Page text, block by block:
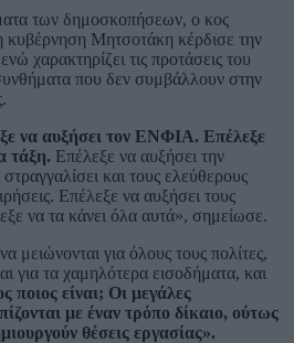
των δημοσκοπήσεων, ο κος
Μητσοτάκη κέρδισε την
χαρακτηρίζει τις προτάσεις του
που δεν συμβάλλουν στην
να αυξήσει τον ΕΝΦΙΑ. Επέλεξε
τάξη. Επέλεξε να αυξήσει την
και τους ελεύθερους
Επέλεξε να αυξήσει τους
να τα κάνει όλα αυτά», σημείωσε.
μειώνονται για όλους τους πολίτες,
για τα χαμηλότερα εισοδήματα, και
ποιος είναι; Οι μεγάλες
με έναν τρόπο δίκαιο, ούτως
θέσεις εργασίας».